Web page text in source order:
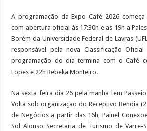
A programação da Expo Café 2026
com abertura oficial às 17:30h e as 19h a
Borém da Universidade Federal de Lavras
responsável pela nova Classificação
programação do dia termina com o Café
Lopes e 22h Rebeka Monteiro.
Na sexta feira dia 26 pela manhã tem
Volta sob organização do Receptivo Bendia
de Negócios a partir das 16h, Painel
Sol Alonso Secretaria de Turismo de Varre-